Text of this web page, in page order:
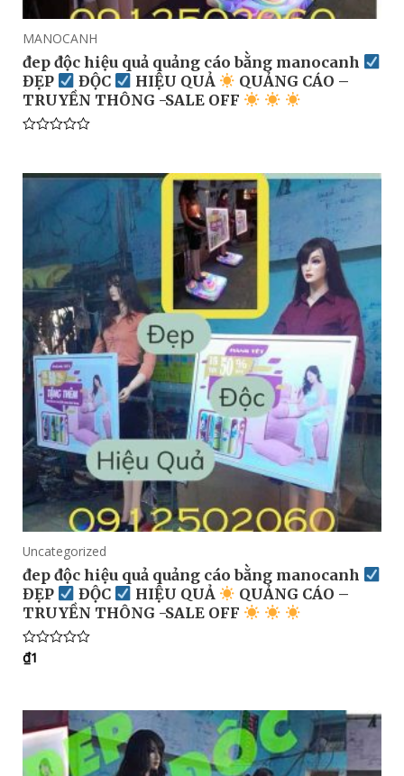
MANOCANH
đep độc hiệu quả quảng cáo bằng manocanh
ĐẸP
ĐỘC HIỆU QUẢ
QUẢNG CÁO –
TRUYỀN THÔNG -SALE OFF
of
Uncategorized
đep độc hiệu quả quảng cáo bằng manocanh
ĐẸP
ĐỘC HIỆU QUẢ
QUẢNG CÁO –
TRUYỀN THÔNG -SALE OFF
Rated
0
₫1